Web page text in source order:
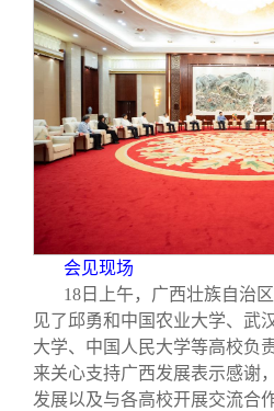
兴趣群体
西南联大校友会
捐赠方法
义工计划
我要订阅
新媒体平台
清华故事
青春风采
校友文苑
校友讲坛
校友视界
终身学习
信息化服务
三创大赛
实用信息
校友总会
总会简介
会长致辞
总会章程
理事会名单
制度法规
关闭
会见现场
18 日上午，广西壮族自治
见了邱勇和中国农业大学、武
大学、中国人民大学等高校负
来关心支持广西发展表示感谢
发展以及与各高校开展交流合